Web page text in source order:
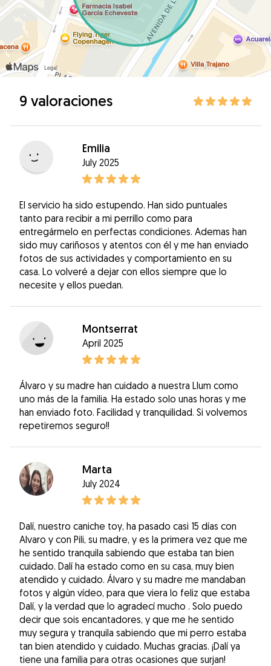
9 valoraciones
Emilia
July 2025
El servicio ha sido estupendo. Han sido puntuales
tanto para recibir a mi perrillo como para
entregármelo en perfectas condiciones. Ademas han
sido muy cariñosos y atentos con él y me han enviado
fotos de sus actividades y comportamiento en su
casa. Lo volveré a dejar con ellos siempre que lo
necesite y ellos puedan.
Montserrat
April 2025
Álvaro y su madre han cuidado a nuestra Llum como
uno más de la familia. Ha estado solo unas horas y me
han enviado foto. Facilidad y tranquilidad. Si volvemos
repetiremos seguro!!
Marta
July 2024
Dalí, nuestro caniche toy, ha pasado casi 15 días con
Alvaro y con Pili, su madre, y es la primera vez que me
he sentido tranquila sabiendo que estaba tan bien
cuidado. Dalí ha estado como en su casa, muy bien
atendido y cuidado. Álvaro y su madre me mandaban
fotos y algún vídeo, para que viera lo feliz que estaba
Dalí, y la verdad que lo agradecí mucho . Solo puedo
decir que sois encantadores, y que me he sentido
muy segura y tranquila sabiendo que mi perro estaba
tan bien atendido y cuidado. Muchas gracias. ¡Dalí ya
tiene una familia para otras ocasiones que surjan!